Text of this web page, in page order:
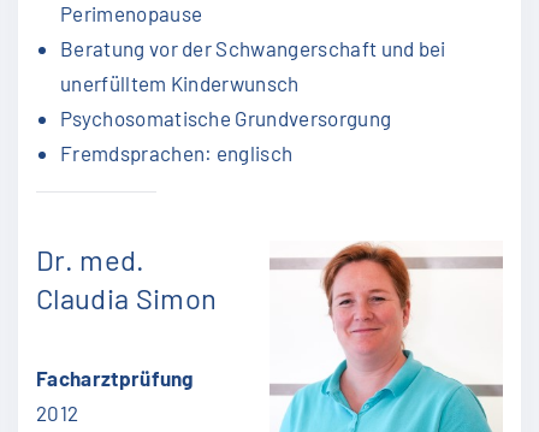
Perimenopause
Beratung vor der Schwangerschaft und bei
unerfülltem Kinderwunsch
Psychosomatische Grundversorgung
Fremdsprachen: englisch
Dr. med.
Claudia Simon
Facharztprüfung
2012